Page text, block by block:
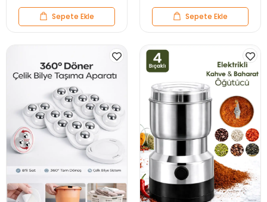
Sepete Ekle Sepete Ekle